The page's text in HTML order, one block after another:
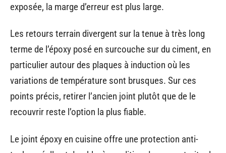
exposée, la marge d’erreur est plus large.
Les retours terrain divergent sur la tenue à très long
terme de l’époxy posé en surcouche sur du ciment, en
particulier autour des plaques à induction où les
variations de température sont brusques. Sur ces
points précis, retirer l’ancien joint plutôt que de le
recouvrir reste l’option la plus fiable.
Le joint époxy en cuisine offre une protection anti-